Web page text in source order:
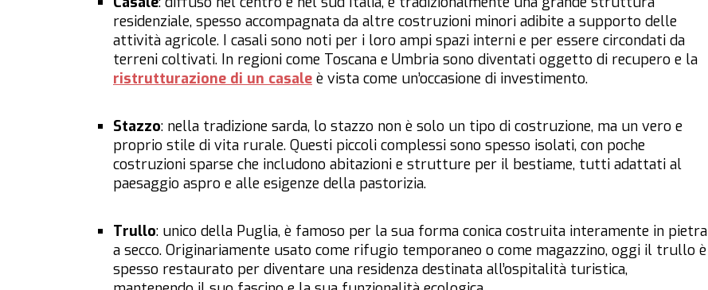
residenziale, spesso accompagnata da altre costruzioni minori adibite a supporto delle
attività agricole. I casali sono noti per i loro ampi spazi interni e per essere circondati da
terreni coltivati. In regioni come Toscana e Umbria sono diventati oggetto di recupero e la
ristrutturazione di un casale è vista come un’occasione di investimento.
Stazzo: nella tradizione sarda, lo stazzo non è solo un tipo di costruzione, ma un vero e
proprio stile di vita rurale. Questi piccoli complessi sono spesso isolati, con poche
costruzioni sparse che includono abitazioni e strutture per il bestiame, tutti adattati al
paesaggio aspro e alle esigenze della pastorizia.
Trullo: unico della Puglia, è famoso per la sua forma conica costruita interamente in pietra
a secco. Originariamente usato come rifugio temporaneo o come magazzino, oggi il trullo è
spesso restaurato per diventare una residenza destinata all’ospitalità turistica,